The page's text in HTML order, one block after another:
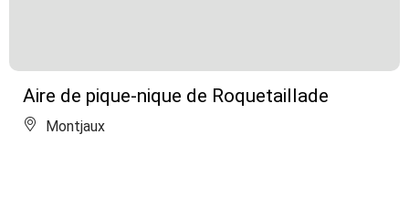
Aire de pique-nique de Roquetaillade
Montjaux